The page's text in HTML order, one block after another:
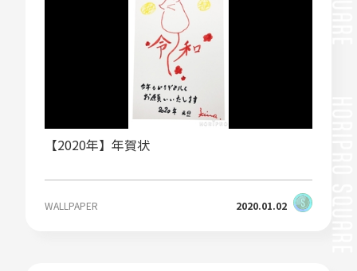
【2020年】年賀状
WALLPAPER 2020.01.02